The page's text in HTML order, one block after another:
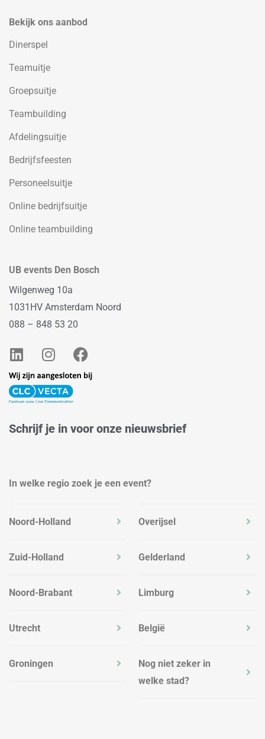
Bekijk ons aanbod
Dinerspel
Teamuitje
Groepsuitje
Teambuilding
Afdelingsuitje
Bedrijfsfeesten
Personeelsuitje
Online bedrijfsuitje
Online teambuilding
UB events Den Bosch
Wilgenweg 10a
1031HV Amsterdam Noord
088 – 848 53 20
L
i
n
k
d
I
n
s
t
g
F
a
c
o
Schrijf je in voor onze nieuwsbrief
In welke regio zoek je een event?
Noord-Holland
Zuid-Holland
Noord-Brabant
Utrecht
Groningen
Overijsel
Gelderland
Limburg
België
Nog niet zeker in
welke stad?